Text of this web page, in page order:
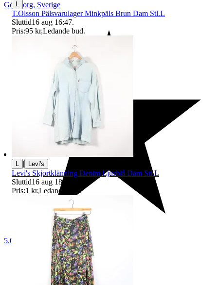
Göteborg, Sverige
5.0
L
T.Olsson Pälsvarulager Minkpäls Brun Dam Stl.L
Sluttid16 aug 16:47.
Pris:95 kr,Ledande bud.
L | Levi's
Levi's Skjortklänning Denim Ljusblå Dam Stl.L
Sluttid16 aug 18:41
Pris:1 kr,Ledande bud .